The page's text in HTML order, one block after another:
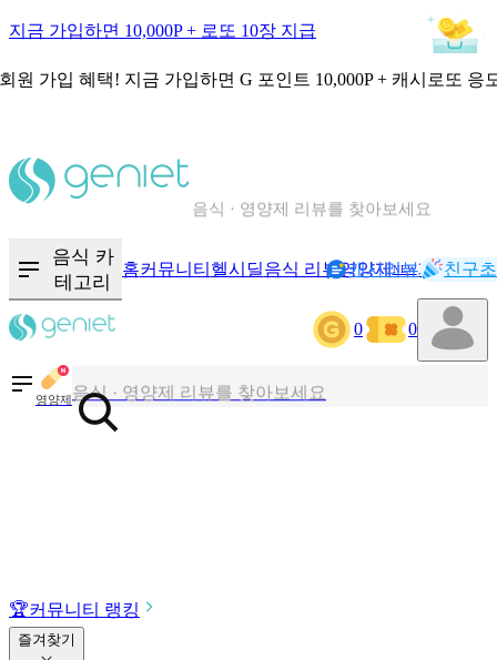
지금 가입하면 10,000P + 로또 10장 지급
원 가입 혜택! 지금 가입하면 G 포인트 10,000P + 캐시로또 응
칼로리와 영양성분을 검색해보세요
음식 카
테고리
홈커뮤니티 헬시딜음식 리뷰영양제NEW기록
캐시리뷰 친구
0 0
영양제
칼로리와 영양성분을 검색해보세요
혈당 · 다이어트 음식 검색해보세요
🏆커뮤니티 랭킹
즐겨찾기